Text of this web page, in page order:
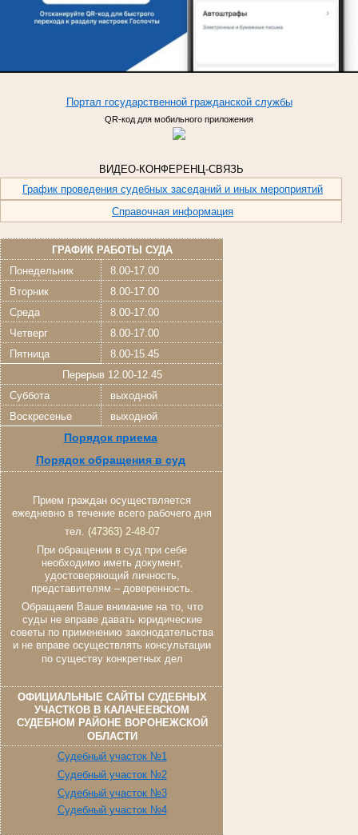
Портал государственной гражданской службы
QR-код для мобильного приложения
ВИДЕО-КОНФЕРЕНЦ-СВЯЗЬ
График проведения судебных заседаний и иных мероприятий
Справочная информация
ГРАФИК РАБОТЫ СУДА
Понедельник
8.00-17.00
Вторник
8.00-17.00
Среда
8.00-17.00
Четверг
8.00-17.00
Пятница
8.00-15.45
Перерыв 12.00-12.45
Суббота
выходной
Воскресенье
выходной
Порядок приема
Порядок обращения в суд
Прием граждан осуществляется
ежедневно в течение всего рабочего дня
тел.
(47363) 2-48-07
При обращении в суд при себе
необходимо иметь документ,
удостоверяющий личность,
представителям – доверенность.
Обращаем Ваше внимание на то, что
суды не вправе давать юридические
советы по применению законодательства
и не вправе осуществлять консультации
по существу конкретных дел
ОФИЦИАЛЬНЫЕ САЙТЫ СУДЕБНЫХ
УЧАСТКОВ В КАЛАЧЕЕВСКОМ
СУДЕБНОМ РАЙОНЕ ВОРОНЕЖСКОЙ
ОБЛАСТИ
Судебный участок №1
Судебный участок №2
Судебный участок №3
Судебный участок №4